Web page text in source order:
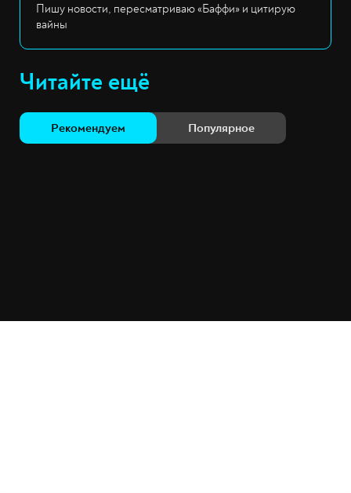
Пишу новости, пересматриваю «Баффи» и цитирую
вайны
Читайте ещё
Рекомендуем Популярное